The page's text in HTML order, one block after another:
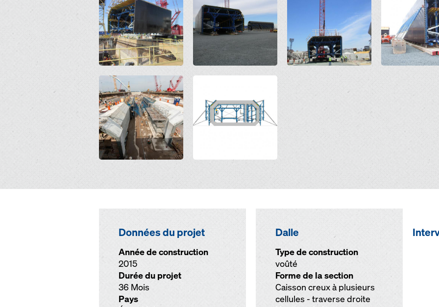
Open
Données du projet
Année de construction
2015
Durée du projet
36 Mois
Pays
Dalle
Type de construction
voûté
Forme de la section
Caisson creux à plusieurs
cellules - traverse droite